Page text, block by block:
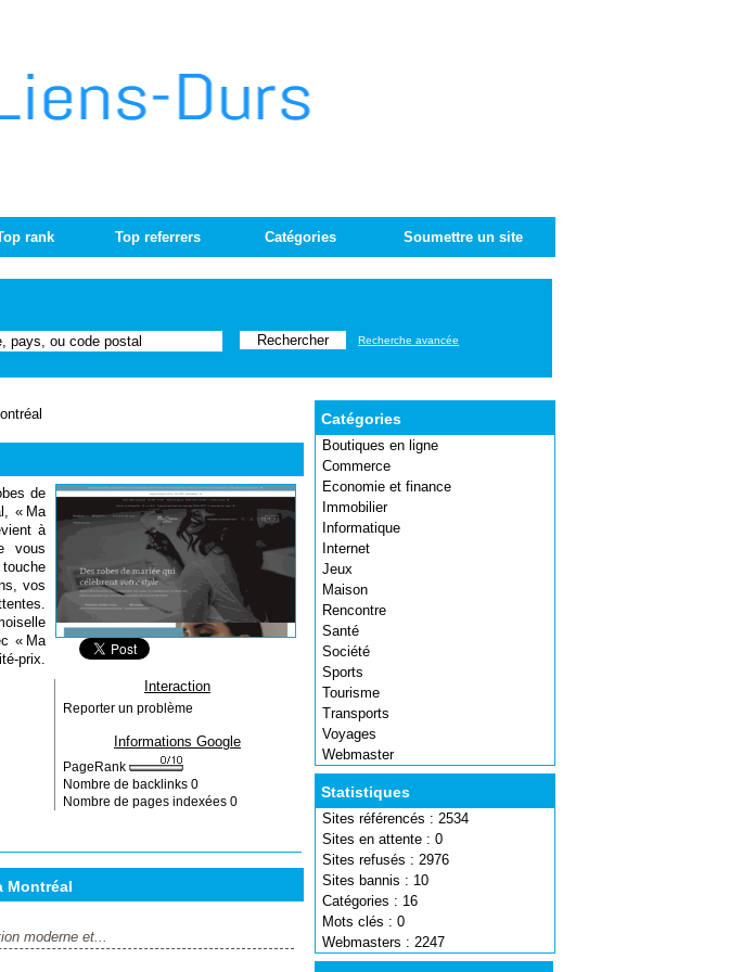
rank Top referrers Catégories Soumettre un site
Recherche avancée
Catégories
Boutiques en ligne
Commerce
Economie et finance
Immobilier
Informatique
Internet
Jeux
Maison
Rencontre
Santé
Société
Sports
Tourisme
Transports
Voyages
Webmaster
Statistiques
Sites référencés : 2534
Sites en attente : 0
Sites refusés : 2976
Sites bannis : 10
Catégories : 16
Mots clés : 0
Webmasters : 2247
de
« Ma
à
vous
vos
« Ma
prix.
Interaction
Reporter un problème
Informations Google
PageRank
Nombre de backlinks 0
Nombre de pages indexées 0
Montréal
moderne et...